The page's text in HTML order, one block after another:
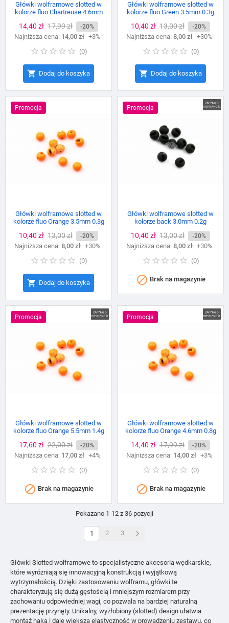
Główki wolframowe slotted w
kolorze fluo Chartreuse 4.6mm
Cena
14,40 zł Cena
podstawowa
17,99 zł -20%
Najniższa cena: 14,00 zł +3%
(0)
 Dodaj do koszyka
Główki wolframowe slotted w
kolorze fluo Green 3.5mm 0.3g
Cena
10,40 zł Cena
podstawowa
13,00 zł -20%
Najniższa cena: 8,00 zł +30%
(0)
 Dodaj do koszyka
Promocja
Główki wolframowe slotted w
kolorze fluo Orange 3.5mm 0.3g
Cena
10,40 zł Cena
podstawowa
13,00 zł -20%
Najniższa cena: 8,00 zł +30%
(0)
 Dodaj do koszyka
Promocja
Główki wolframowe slotted w
kolorze back 3.0mm 0.2g
Cena
10,40 zł Cena
podstawowa
13,00 zł -20%
Najniższa cena: 8,00 zł +30%
(0)
 Brak na magazynie
Promocja
Główki wolframowe slotted w
kolorze fluo Orange 5.5mm 1.4g
Cena
17,60 zł Cena
podstawowa
22,00 zł -20%
Najniższa cena: 17,00 zł +4%
(0)
 Brak na magazynie
Promocja
Główki wolframowe slotted w
kolorze fluo Orange 4.6mm 0.8g
Cena
14,40 zł Cena
podstawowa
17,99 zł -20%
Najniższa cena: 14,00 zł +3%
(0)
 Brak na magazynie
Pokazano 1-12 z 36 pozycji
1 2 3 
Główki Slotted wolframowe to specjalistyczne akcesoria wędkarskie,
które wyróżniają się innowacyjną konstrukcją i wyjątkową
wytrzymałością. Dzięki zastosowaniu wolframu, główki te
charakteryzują się dużą gęstością i mniejszym rozmiarem przy
zachowaniu odpowiedniej wagi, co pozwala na bardziej naturalną
prezentację przynęty. Unikalny, wyżłobiony (slotted) design ułatwia
montaż haka i daje większą elastyczność w prowadzeniu zestawu, co